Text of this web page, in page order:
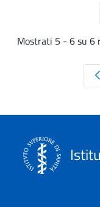
Mostrati 5 - 6 su 6